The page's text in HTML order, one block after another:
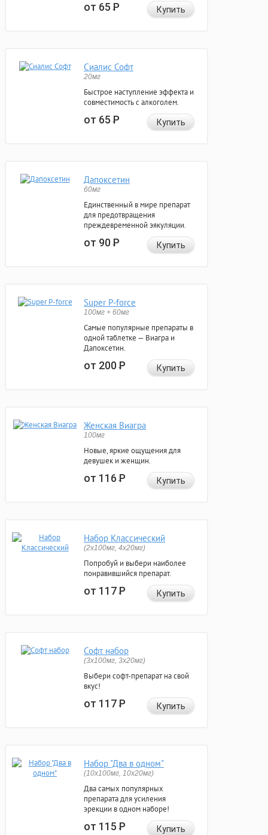
от 65Р Купить
Сиалис Софт
20мг
Быстрое наступление эффекта и
совместимость с алкоголем.
от 65Р Купить
Дапоксетин
60мг
Единственный в мире препарат
для предотвращения
преждевременной эякуляции.
от 90Р Купить
Super P-force
100мг + 60мг
Самые популярные препараты в
одной таблетке — Виагра и
Дапоксетин.
от 200Р Купить
Женская Виагра
100мг
Новые, яркие ощущения для
девушек и женщин.
от 116Р Купить
Набор Классический
(2x100мг, 4x20мг)
Попробуй и выбери наиболее
понравившийся препарат.
от 117Р Купить
Софт набор
(3x100мг, 3x20мг)
Выбери софт-препарат на свой
вкус!
от 117Р Купить
Набор "Два в одном"
(10x100мг, 10x20мг)
Два самых популярных
препарата для усиления
эрекции в одном наборе!
от 115Р Купить